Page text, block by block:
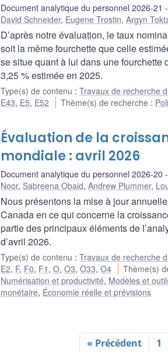
Document analytique du personnel 2026-21
David Schneider, Eugene Trostin, Argyn
D’après notre évaluation, le taux
soit la même fourchette que celle
se situe quant à lui dans une fourchette
3,25 % estimée en 2025.
Type(s) de contenu : Travaux de recherche
E43, E5, E52 Thème(s) de recherche :
Évaluation de la
mondiale : avril 2026
Document analytique du personnel 2026-20
Noor, Sabreena Obaid, Andrew Plummer,
Nous présentons la mise à jour
Canada en ce qui concerne la
partie des principaux éléments de
d’avril 2026.
Type(s) de contenu : Travaux de recherche
E2, F, F0, F1 , O, O3, O33, O4 Thème(s)
Numérisation et productivité, Modèles et
monétaire, Économie réelle et prévisions
« Précédent 1